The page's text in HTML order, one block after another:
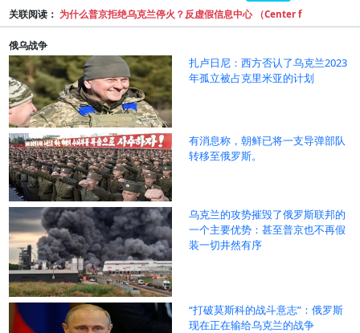
关联阅读： 为什么普京拒绝乌克兰停火？反虚假信息中心 （Center f
俄乌战争
扎卢日尼：西方否认了乌克兰2023
年孤立被占克里米亚的计划
有消息称，朝鲜已将一支导弹部队
转移至俄罗斯。
乌克兰的攻势摧毁了俄罗斯联邦的
一个主要优势：甚至普京也不再假
装一切井然有序
“打破莫斯科的战斗意志”：俄罗斯
现在正在输给乌克兰的战争